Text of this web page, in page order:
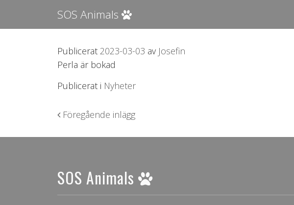
SOS Animals
Publicerat 2023-03-03 av Josefin
Perla är bokad
Publicerat i Nyheter
Inläggsnavigering
Föregående inlägg
SOS Animals